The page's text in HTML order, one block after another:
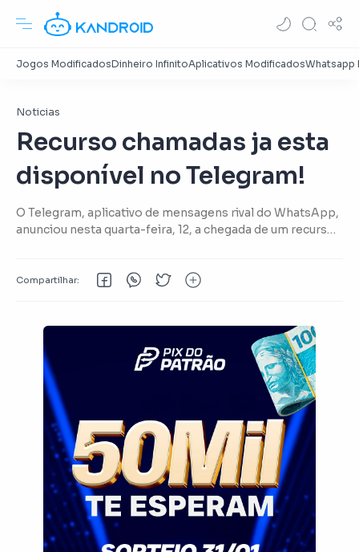
Noticias
Recurso chamadas ja esta
disponível no Telegram!
O Telegram, aplicativo de mensagens rival do WhatsApp,
anunciou nesta quarta-feira, 12, a chegada de um recurso
desde o fim de março.